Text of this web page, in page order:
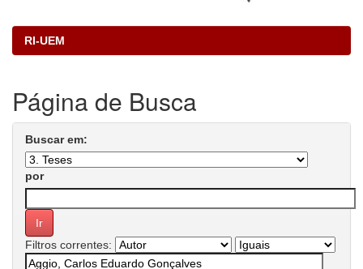
RI-UEM
Página de Busca
Buscar em:
por
Filtros correntes: